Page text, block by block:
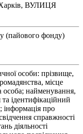
Харків, ВУЛИЦЯ
(пайового фонду)
особи: прізвище,
місце
найменування,
ідентифікаційний
про
справжності
діяльності